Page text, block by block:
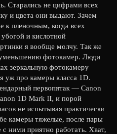
Старались не цифрами всех
и цвета они выдают. Зачем
к пленочным, когда всех
и кислотной
я вообще молчу. Так же
фотокамер. Люди
зеркальную фотокамеру
уж про камеры класса 1D.
первопятак — Сanon
1D Маrk II, и порой
не испытывая практически
камеры тяжелые, после пары
ними приятно работать. Хват,